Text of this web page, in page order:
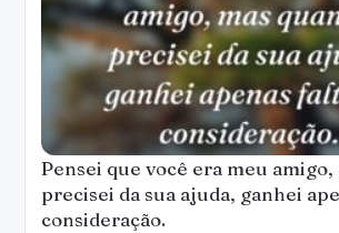
Pensei que você era meu amigo,
precisei da sua ajuda, ganhei
consideração.